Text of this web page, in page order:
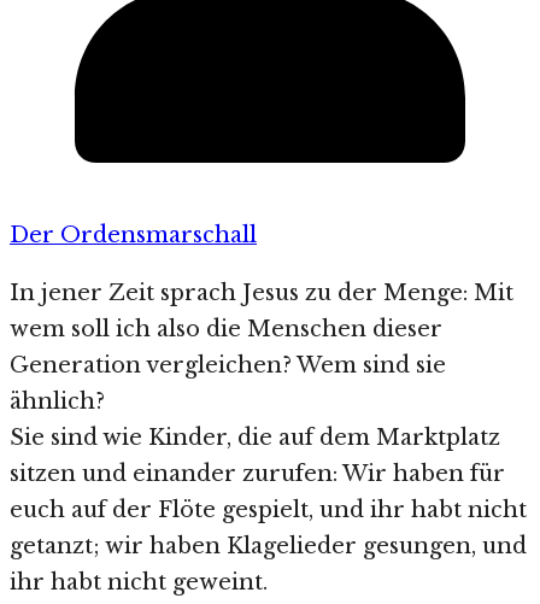
Der Ordensmarschall
In jener Zeit sprach Jesus zu der Menge: Mit
wem soll ich also die Menschen dieser
Generation vergleichen? Wem sind sie
ähnlich?
Sie sind wie Kinder, die auf dem Marktplatz
sitzen und einander zurufen: Wir haben für
euch auf der Flöte gespielt, und ihr habt nicht
getanzt; wir haben Klagelieder gesungen, und
ihr habt nicht geweint.